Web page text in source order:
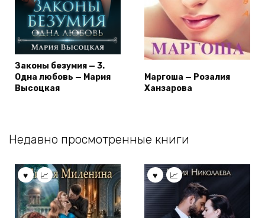
Законы безумия — 3.
Одна любовь — Мария
Высоцкая
Маргоша — Розалия
Ханзарова
Недавно просмотренные книги